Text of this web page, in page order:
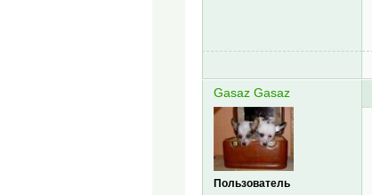
Gasaz Gasaz
Пользователь